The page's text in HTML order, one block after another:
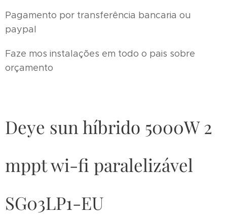
Pagamento por transferência bancaria ou
paypal
Faze mos instalações em todo o pais sobre
orçamento
Deye sun híbrido 5000W 2
mppt wi-fi paralelizável
SG03LP1-EU